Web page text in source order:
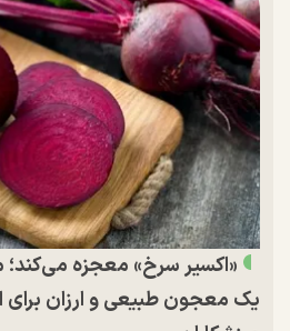
«اکسیر سرخ» معجزه می‌کند؛
یک معجون طبیعی و ارزان برای